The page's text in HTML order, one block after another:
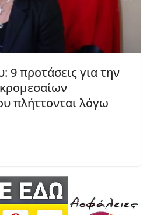
9 προτάσεις για την
πλήττονται λόγω